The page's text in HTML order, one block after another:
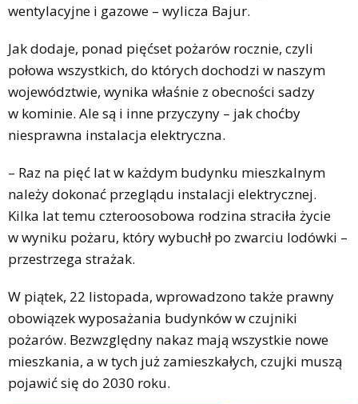
wentylacyjne i gazowe – wylicza Bajur.
Jak dodaje, ponad pięćset pożarów rocznie, czyli
połowa wszystkich, do których dochodzi w naszym
województwie, wynika właśnie z obecności sadzy
w kominie. Ale są i inne przyczyny – jak choćby
niesprawna instalacja elektryczna.
– Raz na pięć lat w każdym budynku mieszkalnym
należy dokonać przeglądu instalacji elektrycznej.
Kilka lat temu czteroosobowa rodzina straciła życie
w wyniku pożaru, który wybuchł po zwarciu lodówki –
przestrzega strażak.
W piątek, 22 listopada, wprowadzono także prawny
obowiązek wyposażania budynków w czujniki
pożarów. Bezwzględny nakaz mają wszystkie nowe
mieszkania, a w tych już zamieszkałych, czujki muszą
pojawić się do 2030 roku.